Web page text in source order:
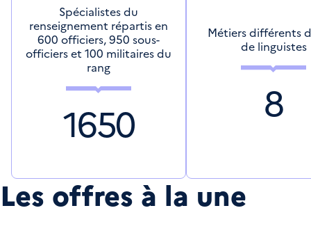
Spécialistes du
renseignement répartis en
600 officiers, 950 sous-
officiers et 100 militaires du
rang
1650
Métiers différents
de linguistes
8
Les offres à la une